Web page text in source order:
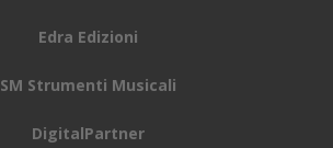
Edra Edizioni
SM Strumenti Musicali
DigitalPartner